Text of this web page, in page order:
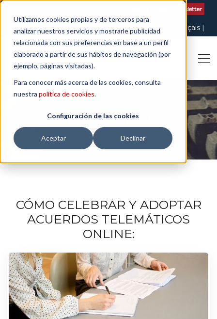
Utilizamos cookies propias y de terceros para
analizar nuestros servicios y mostrarle publicidad
relacionada con sus preferencias en base a un perfil
elaborado a partir de sus hábitos de navegación (por
ejemplo, páginas visitadas).
Para conocer más acerca de las cookies, consulta
nuestra política de cookies.
Configuración de las cookies
Aceptar Declinar
Suscribete a nuestro Newsletter
Español Català
English Français
Italiano
THE ART OF BEING LEGAL
CÓMO CELEBRAR Y ADOPTAR
ACUERDOS TELEMÁTICOS
ONLINE: